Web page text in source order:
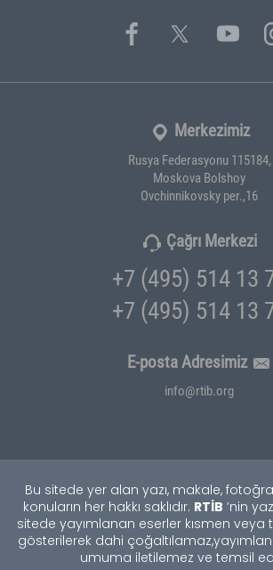
Merkezimiz
Rusya Federasyonu 115184,
Moskova Bolshoy
Ovchinnikovsky per.,16
Çağrı Merkezi
+7 (495) 514 13
+7 (495) 514 13
E-posta Adresimiz
info@rtib.org
Bu sitede yer alan yazı, makale,
konuların her hakkı saklıdır. RTİB ’nin
sitede yayımlanan eserler kısmen
gösterilerek dahi çoğaltılamaz,
umuma iletilemez ve temsil